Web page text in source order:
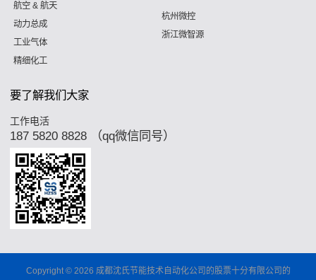
航空 & 航天
动力总成
工业气体
精细化工
杭州微控
浙江微智源
要了解我们大家
工作电活
187 5820 8828 （qq微信同号）
Copyright © 2026 成都沈氏节能技术自动化公司的股票十分有限公司的